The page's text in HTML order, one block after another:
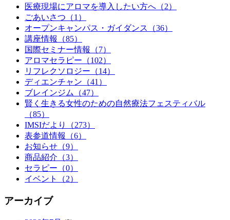
医療現場にアロマを導入したい方へ（2）
ごあいさつ（1）
オープンキャンパス・ガイダンス（36）
講座情報（85）
国際セミナー情報（7）
アロマセラピー（102）
リフレクソロジー（14）
ディエンチャン（41）
ブレインジム（47）
賢く生きる女性のための自然療法フェスティバル
（85）
IMSIだより（273）
表参道情報（6）
お知らせ（9）
商品紹介（3）
セラピー（0）
イベント（2）
アーカイブ